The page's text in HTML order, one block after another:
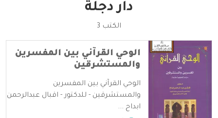
دار دجلة
الكتب 3
الوحي القرآني بين المفسرين
والمستشرقين
الوحي القرآني بين المفسرين
والمستشرقين - للدكتور - اقبال عبدالرحمن
ابداح ...